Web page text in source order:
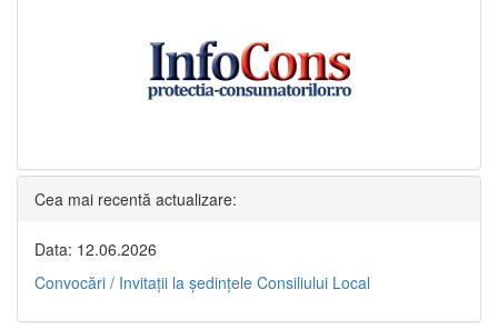
Cea mai recentă actualizare:
Data: 12.06.2026
Convocări / Invitaţii la şedinţele Consiliului Local